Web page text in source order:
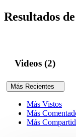
Resultados
Videos (2)
Más Recientes
Más Vistos
Más
Más